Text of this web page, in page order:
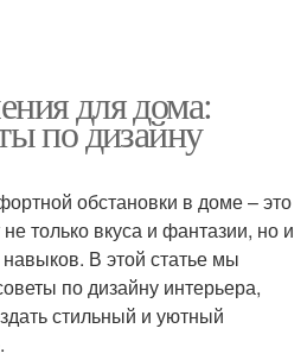
для дома:
по дизайну
обстановки в доме – это
только вкуса и фантазии, но и
В этой статье мы
по дизайну интерьера,
стильный и уютный